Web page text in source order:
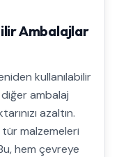
Ambalajlar
kullanılabilir
ambalaj
azaltın.
tür malzemeleri
hem çevreye